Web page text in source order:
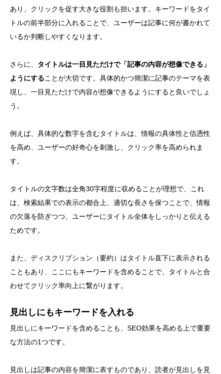
あり、クリックを促す大きな役割も担います。キーワードをタイ
トルの前半部分に入れることで、ユーザーは記事に何が書かれて
いるか判断しやすくなります。
さらに、 タイトルは一目見ただけで「記事の内容が想像できる」
ようにすることが大切です。具体的かつ簡潔に記事のテーマを表
現し、一目見ただけで内容が想像できるようにすると良いでしょ
う。
例えば、具体的な数字を含むタイトルは、情報の具体性と信憑性
を高め、ユーザーの好奇心を刺激し、クリック率を高められま
す。
タイトルの文字数は全角30字程度に収めることが理想で、これ
は、検索結果での表示の都合上、適切な長さを保つことで、情報
の欠落を防ぎつつ、ユーザーにタイトル全体をしっかりと伝える
ためです。
また、ディスクリプション（要約）はタイトル直下に表示される
こともあり、ここにもキーワードを含めることで、タイトルと合
わせてクリック率向上に繋がります。
見出しにもキーワードを入れる
見出しにキーワードを含めることも、SEO効果を高める上で重要
な方法の1つです。
見出しは記事の内容を簡潔に表すものであり、読者が見出しを見